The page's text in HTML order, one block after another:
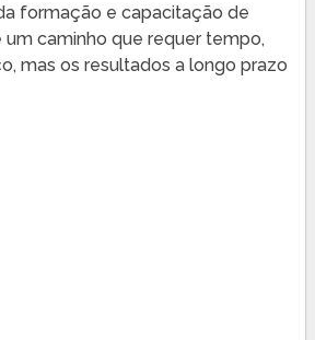
formação e capacitação de
caminho que requer tempo,
mas os resultados a longo prazo